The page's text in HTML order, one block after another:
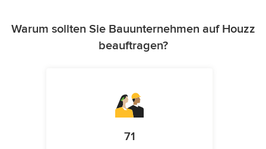
Warum sollten Sie Bauunternehmen auf Houzz
beauftragen?
71